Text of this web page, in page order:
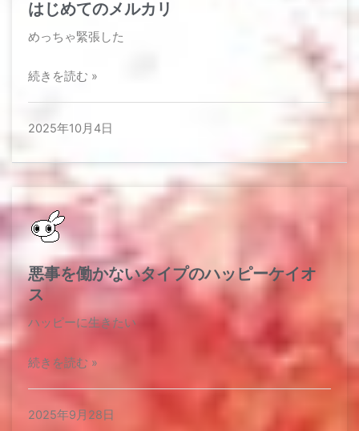
はじめてのメルカリ
めっちゃ緊張した
続きを読む »
2025年10月4日
悪事を働かないタイプのハッピーケイオ
ス
ハッピーに生きたい
続きを読む »
2025年9月28日